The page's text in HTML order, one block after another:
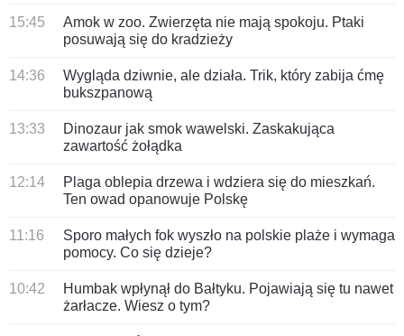
15:45
Amok w zoo. Zwierzęta nie mają spokoju. Ptaki
posuwają się do kradzieży
14:36
Wygląda dziwnie, ale działa. Trik, który zabija ćmę
bukszpanową
13:33
Dinozaur jak smok wawelski. Zaskakująca
zawartość żołądka
12:14
Plaga oblepia drzewa i wdziera się do mieszkań.
Ten owad opanowuje Polskę
11:16
Sporo małych fok wyszło na polskie plaże i wymaga
pomocy. Co się dzieje?
10:42
Humbak wpłynął do Bałtyku. Pojawiają się tu nawet
żarłacze. Wiesz o tym?